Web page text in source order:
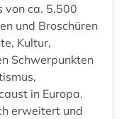
von ca. 5.500
und Broschüren
Kultur,
Schwerpunkten
in Europa.
erweitert und